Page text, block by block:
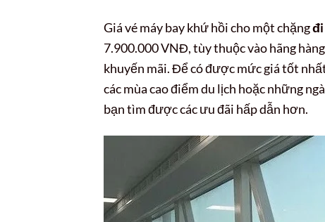
Giá vé máy bay khứ hồi cho một chặngđi
7.900.000 VNĐ, tùy thuộc vào hãng
khuyến mãi. Để có được mức giá tốt
các mùa cao điểm du lịch hoặc những
bạn tìm được các ưu đãi hấp dẫn hơn.